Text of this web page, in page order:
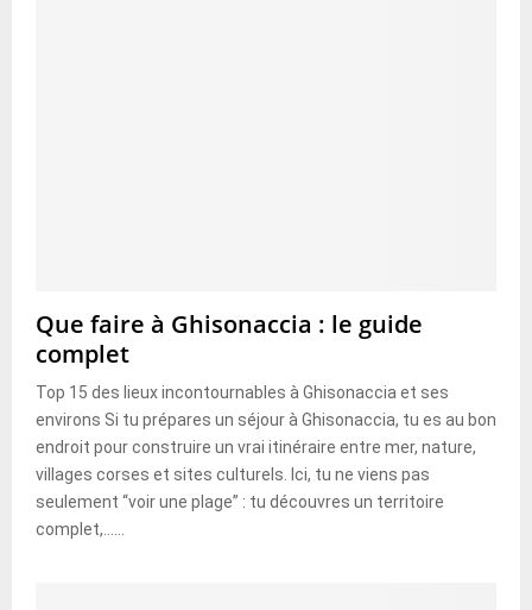
Que faire à Ghisonaccia : le guide
complet
Top 15 des lieux incontournables à Ghisonaccia et ses
environs Si tu prépares un séjour à Ghisonaccia, tu es au bon
endroit pour construire un vrai itinéraire entre mer, nature,
villages corses et sites culturels. Ici, tu ne viens pas
seulement “voir une plage” : tu découvres un territoire
complet,......